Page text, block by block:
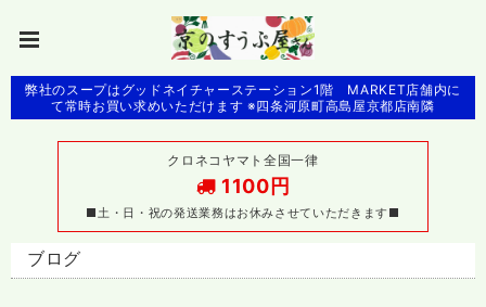
弊社のスープはグッドネイチャーステーション1階 MARKET店舗内に
て常時お買い求めいただけます ※四条河原町高島屋京都店南隣
クロネコヤマト全国一律
1100円
■土・日・祝の発送業務はお休みさせていただきます■
ブログ